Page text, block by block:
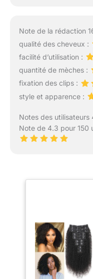
Note de la rédaction
qualité des cheveux :
facilité d’utilisation :
quantité de mèches :
fixation des clips :
style et apparence :
Notes des utilisateurs
Note de 4.3 pour 150